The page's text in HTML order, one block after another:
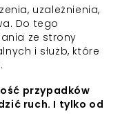
uzależnienia,
Do tego
ze strony
i służb, które
przypadków
ruch. I tylko od